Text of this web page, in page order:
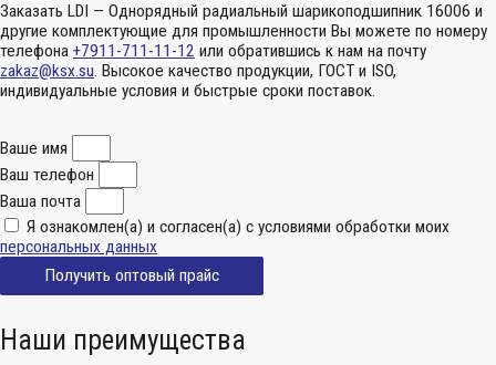
Заказать LDI — Однорядный радиальный шарикоподшипник 16006 и
другие комплектующие для промышленности Вы можете по номеру
телефона +7911-711-11-12 или обратившись к нам на почту
zakaz@ksx.su. Высокое качество продукции, ГОСТ и ISO,
индивидуальные условия и быстрые сроки поставок.
Ваше имя
Ваш телефон
Ваша почта
Я ознакомлен(а) и согласен(а) с условиями обработки моих
персональных данных
Получить оптовый прайс
Наши преимущества